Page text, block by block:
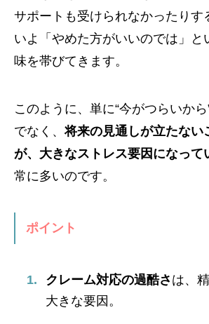
サポートも受けられなかったりす
いよ「やめた方がいいのでは」と
味を帯びてきます。
このように、単に“今がつらいか
でなく、将来の見通しが立たない
が、大きなストレス要因になって
常に多いのです。
ポイント
クレーム対応の過酷さ は、
大きな要因。